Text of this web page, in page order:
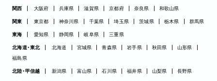
関西 大阪府 兵庫県 滋賀県 京都府 奈良県 和歌山県
関東 東京都 神奈川県 千葉県 埼玉県 茨城県 栃木県 群馬県
東海 愛知県 静岡県 岐阜県 三重県
北海道・東北 北海道 宮城県 青森県 岩手県 秋田県
山形県
福島県
北陸・甲信越 新潟県 富山県 石川県 福井県 山梨県 長野県